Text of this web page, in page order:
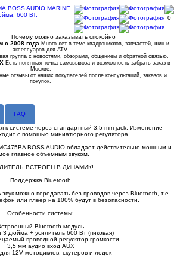
0
Почему можно заказывать спокойно
с 2008 года Много лет в теме квадроциклов, запчастей, шин и
аксессуаров для ATV.
группа с новостями, обзорами, общением и обратной связью.
Есть понятная точка самовывоза и возможность забрать заказ в
Москве.
отзывы от наших покупателей после консультаций, заказов и
покупок.
FAQ
к системе через стандартный 3.5 mm jack. Изменение
с помощью миниатюрного регулятора.
BOSS AUDIO обладает действительно мощным и
главное объёмным звуком.
ВСТРОЕН В ДИНАМИК!
Поддержка Bluetooth
можно передавать без проводов через Bluetooth, т.е.
или плеер на 100% будут в безопасности.
Особенности системы:
Bluetooth модуль
3 дюйма + усилитель 600 Вт (пиковая)
проводной регулятор громкости
3,5 мм аудио вход AUX
12V мотоциклов, скутеров и лодок